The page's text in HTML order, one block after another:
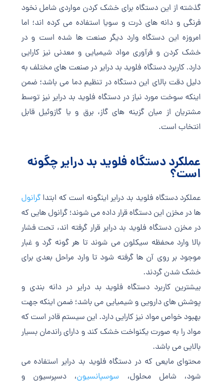
گذشته از این دستگاه برای خشک کردن مواردی شامل نخود
فرنگی و دانه های ذرت و سویا استفاده می کرده اند؛ اما
امروزه این دستگاه وارد دیگر صنعت ها شده است و در
خشک کردن و فرآوری مواد شیمیایی و معدنی نیز کارایی
دارد. کاربرد دستگاه فلوید بد درایر در صنعت های مختلف به
دلیل دقت بالای این دستگاه در تنظیم دما می باشد؛ ضمن
اینکه سوخت مورد نیاز در دستگاه فلوید بد درایر نیز توسط
مشتریان از میان گزینه های گاز، برق و یا گازوئیل قابل
انتخاب است.
عملکرد دستگاه فلوید بد درایر چگونه
است؟
عملکرد دستگاه فلوید بد درایر اینگونه است که ابتداگرانول
ها در مخزن این دستگاه قرار داده می شوند؛ گرانول هایی که
در مخزن دستگاه فلوید بد درایر قرار گرفته اند، تحت فشار
بالا وارد محفظه سیکلون می شوند تا هر گونه گرد و غبار
موجود بر روی آن ها گرفته شود تا وارد مراحل بعدی برای
خشک شدن گردند.
بیشترین کاربرد دستگاه فلوید بد درایر در دانه بندی و
پوشش های دارویی و شیمیایی می باشد؛ ضمن اینکه جهت
بهبود خواص مواد نیز کارایی دارد. این سیستم قادر است که
مواد را به صورت یکنواخت خشک کند و دارای راندمان بسیار
بالایی می باشد.
محتوای مایعی که در دستگاه فلوید بد درایر استفاده می
شود، شامل محلول، سوسپانسیون، دسپرسیون و